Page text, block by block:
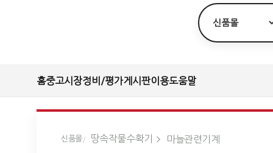
홈중고시장정비/평가게시판이용도움말
신품몰 땅속작물수확기 마늘관련기계